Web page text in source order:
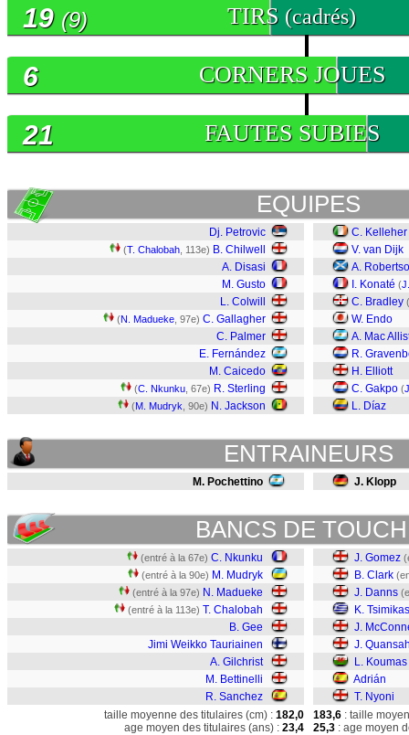
TIRS (cadrés)
19 (9)
CORNERS JOUES
6
FAUTES SUBIES
21
EQUIPES
Dj. Petrovic
(T. Chalobah , 113e) B. Chilwell
A. Disasi
M. Gusto
L. Colwill
(N. Madueke , 97e) C. Gallagher
C. Palmer
E. Fernández
M. Caicedo
(C. Nkunku , 67e) R. Sterling
(M. Mudryk , 90e) N. Jackson
C. Kelleher
V. van Dijk
A.
I. Konaté (
C. Bradley (
W. Endo
A. Mac
R.
H. Elliott
C. Gakpo (
L. Díaz
ENTRAINEURS
M. Pochettino J. Klopp
BANCS DE
(entré à la 67e) C. Nkunku
(entré à la 90e) M. Mudryk
(entré à la 97e) N. Madueke
(entré à la 113e) T. Chalobah
B. Gee
Jimi Weikko Tauriainen
A. Gilchrist
M. Bettinelli
R. Sanchez
J. Gomez
B. Clark
J. Danns
K. Tsimikas
J.
J.
L. Koumas
Adrián
T. Nyoni
taille moyenne des titulaires (cm) : 182,0
age moyen des titulaires (ans) : 23,4
183,6 : taille
25,3 : age moyen